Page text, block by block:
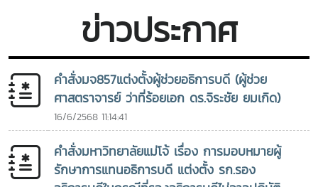
บทบาทสำคัญในการพัฒนาศักยภาพบุคลากร ส่งเสริมการศึกษา
และการวิจัย ตลอดจนสร้างเครือข่ายความร่วมมือเพื่อการ
พัฒนาการเกษตรและชนบทในภูมิภาคเอเชียตะวันออกเฉียงใต้มา
อย่างต่อเนื่องจากศิษย์เก่าทุน DAAD–SEARCA สู่ผู้นำ
มหาวิทยาลัยด้านการเกษตรรองศาสตราจารย์ ดร.วีระพล ทองมา
เป็นศิษย์เก่าของ University of the Philippines Los Baños
(UPLB) ประเทศฟิลิปปินส์ โดยได้รับทุนการศึกษาระดับปริญญา
เอกจาก German Academic Exchange Service (DAAD)–
SEARCA Scholarship และสำเร็จการศึกษาระดับ Doctor of
Philosophy (Ph.D.) in Extension Education จาก
University of the Philippines Los Baños ในปี ค.ศ.
เขียวสู่ชุมชน” แก่ผู้เข้าร่วมกิจกรรมและประชาชนที่มาใช้บริการ
ข่าวประกาศ
คำสั่งมจ857แต่งตั้งผู้ช่วยอธิการบดี (ผู้ช่วย
ศาสตราจารย์ ว่าที่ร้อยเอก ดร.จิระชัย ยมเกิด)
16/6/2568 11:14:41
คำสั่งมหาวิทยาลัยแม่โจ้ เรื่อง การมอบหมายผู้
รักษาการแทนอธิการบดี แต่งตั้ง รก.รอง